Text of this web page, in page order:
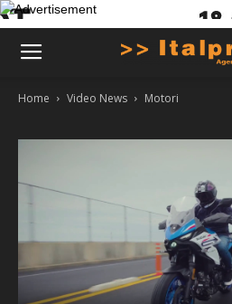
Home Video News Motori